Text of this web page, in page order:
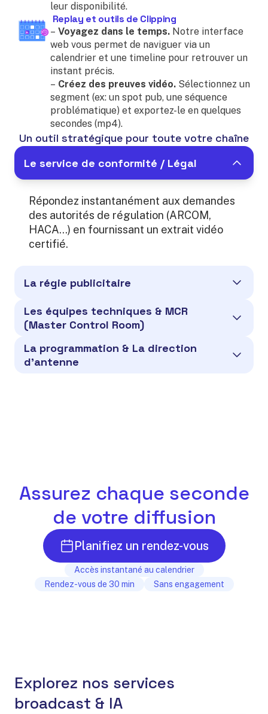
leur disponibilité.
Replay et outils de Clipping
– Voyagez dans le temps. Notre interface
web vous permet de naviguer via un
calendrier et une timeline pour retrouver un
instant précis.
– Créez des preuves vidéo. Sélectionnez un
segment (ex: un spot pub, une séquence
problématique) et exportez-le en quelques
secondes (mp4).
Un outil stratégique pour toute votre chaîne
Le service de conformité / Légal
Répondez instantanément aux demandes
des autorités de régulation (ARCOM,
HACA…) en fournissant un extrait vidéo
certifié.
La régie publicitaire
Les équipes techniques & MCR
(Master Control Room)
La programmation & La direction
d’antenne
Assurez chaque seconde
de votre diffusion
Planifiez un rendez-vous
Accès instantané au calendrier
Rendez-vous de 30 min
Sans engagement
Explorez nos services
broadcast & IA